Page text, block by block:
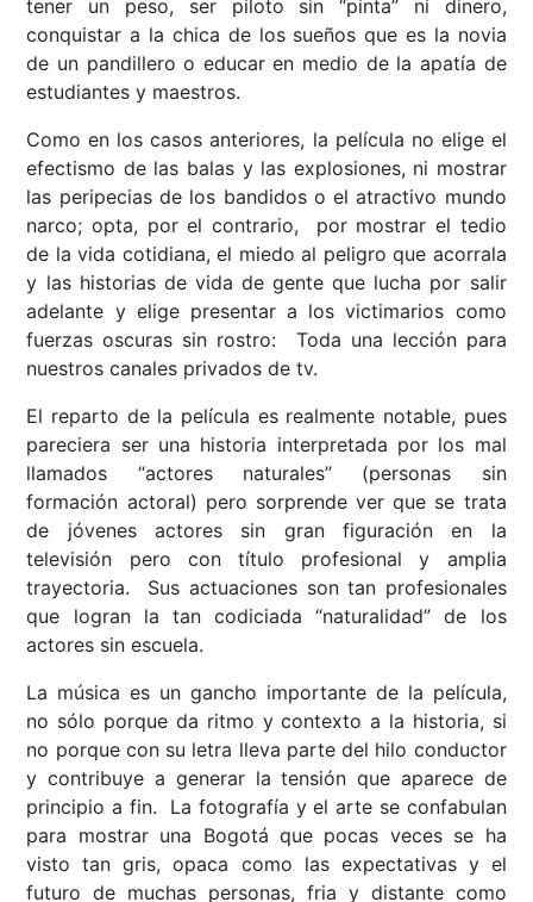
tener un peso, ser piloto sin “pinta” ni dinero,
conquistar a la chica de los sueños que es la novia
de un pandillero o educar en medio de la apatía de
estudiantes y maestros.
Como en los casos anteriores, la película no elige el
efectismo de las balas y las explosiones, ni mostrar
las peripecias de los bandidos o el atractivo mundo
narco; opta, por el contrario, por mostrar el tedio
de la vida cotidiana, el miedo al peligro que acorrala
y las historias de vida de gente que lucha por salir
adelante y elige presentar a los victimarios como
fuerzas oscuras sin rostro: Toda una lección para
nuestros canales privados de tv.
El reparto de la película es realmente notable, pues
pareciera ser una historia interpretada por los mal
llamados “actores naturales” (personas sin
formación actoral) pero sorprende ver que se trata
de jóvenes actores sin gran figuración en la
televisión pero con título profesional y amplia
trayectoria. Sus actuaciones son tan profesionales
que logran la tan codiciada “naturalidad” de los
actores sin escuela.
La música es un gancho importante de la película,
no sólo porque da ritmo y contexto a la historia, si
no porque con su letra lleva parte del hilo conductor
y contribuye a generar la tensión que aparece de
principio a fin. La fotografía y el arte se confabulan
para mostrar una Bogotá que pocas veces se ha
visto tan gris, opaca como las expectativas y el
futuro de muchas personas, fria y distante como